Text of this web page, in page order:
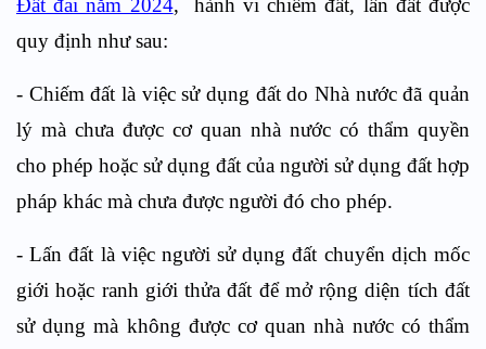
Đất đai năm 2024, hành vi chiếm đất, lấn đất được
quy định như sau:
- Chiếm đất là việc sử dụng đất do Nhà nước đã quản
lý mà chưa được cơ quan nhà nước có thẩm quyền
cho phép hoặc sử dụng đất của người sử dụng đất hợp
pháp khác mà chưa được người đó cho phép.
- Lấn đất là việc người sử dụng đất chuyển dịch mốc
giới hoặc ranh giới thửa đất để mở rộng diện tích đất
sử dụng mà không được cơ quan nhà nước có thẩm